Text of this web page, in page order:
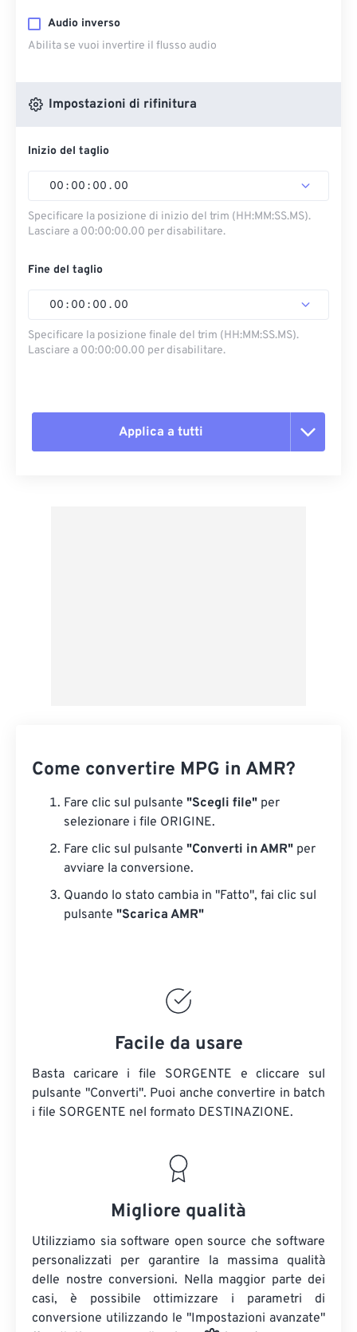
Audio inverso
Abilita se vuoi invertire il flusso audio
Impostazioni di rifinitura
Inizio del taglio
00 : 00 : 00 . 00
Specificare la posizione di inizio del trim (HH:MM:SS.MS).
Lasciare a 00:00:00.00 per disabilitare.
Fine del taglio
00 : 00 : 00 . 00
Specificare la posizione finale del trim (HH:MM:SS.MS).
Lasciare a 00:00:00.00 per disabilitare.
Applica a tutti
Come convertire MPG in AMR?
Fare clic sul pulsante "Scegli file" per
selezionare i file ORIGINE.
Fare clic sul pulsante "Converti in AMR" per
avviare la conversione.
Quando lo stato cambia in "Fatto", fai clic sul
pulsante "Scarica AMR"
Facile da usare
Basta caricare i file SORGENTE e cliccare sul
pulsante "Converti". Puoi anche convertire in batch
i file SORGENTE nel formato DESTINAZIONE.
Migliore qualità
Utilizziamo sia software open source che software
personalizzati per garantire la massima qualità
delle nostre conversioni. Nella maggior parte dei
casi, è possibile ottimizzare i parametri di
conversione utilizzando le "Impostazioni avanzate"